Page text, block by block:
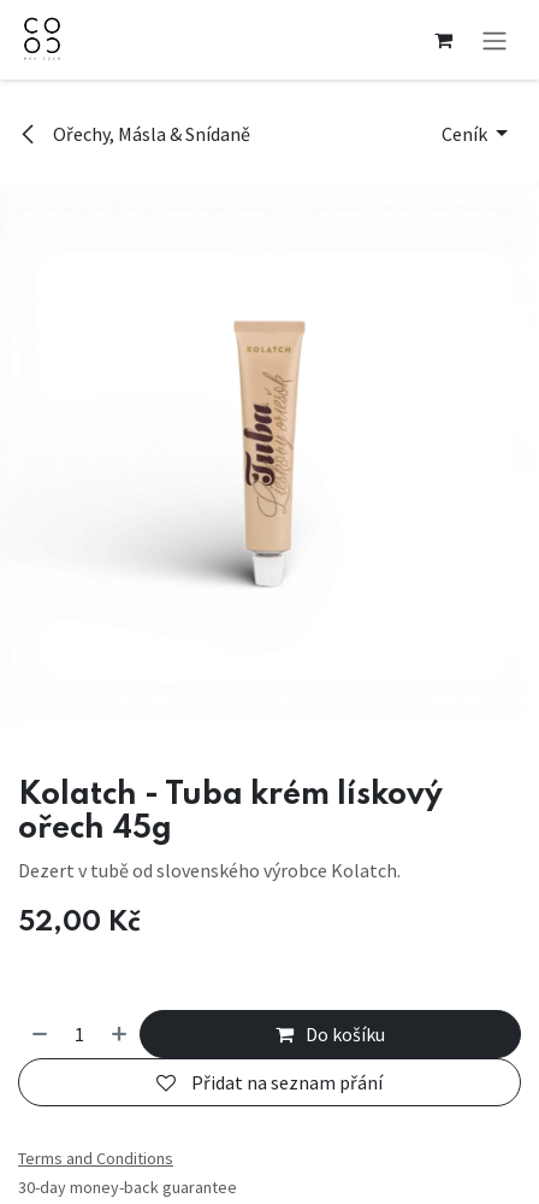
Přejít na obsah
Ořechy, Másla & Snídaně Ceník
Kolatch - Tuba krém lískový
ořech 45g
Dezert v tubě od slovenského výrobce Kolatch.
52,00 Kč
Do košíku
Přidat na seznam přání
Terms and Conditions
30-day money-back guarantee